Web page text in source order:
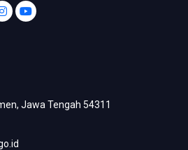
Jawa Tengah 54311